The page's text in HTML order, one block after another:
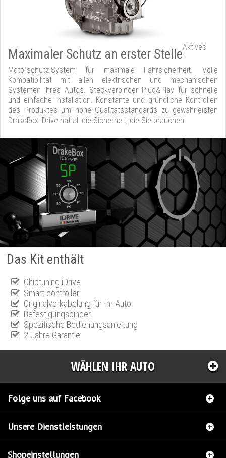
Maximaler Schutz an erster StelleAktives
Motorschutz-System für maximale Fahrsicherheit. Volle
Kompatibilität mit allen elektrischen und mechanischen
Systemen Ihres Autos. Steckverbinder Plug&Play für schnelle
und einfache Installation. Konstante und gründliche Kontrollen
des Produktes um hohe Qualitätsstandards zu gewährleisten
DrakeBox iDrive hat all die Sicherheit, die Sie brauchen.
Das Kit enthält
Chiptuning iDrive
Smart controller
Originalverkabelung für Ihr Auto
Befestigungsbinder
Spezifische Bedienungsanleitung
2 Jahre Garantie
WÄHLEN IHR AUTO
Folge uns auf Facebook
Unsere Dienstleistungen
Shopeinstellungen